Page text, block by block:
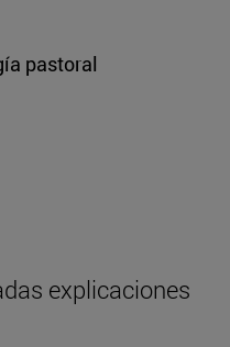
pastoral
explicaciones